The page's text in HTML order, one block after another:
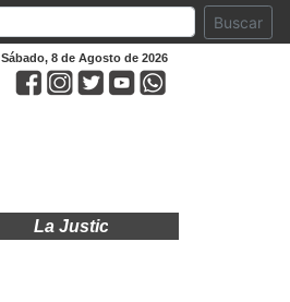
Buscar
Sábado, 8 de Agosto de 2026
La Justicia ratificó la cautelar y